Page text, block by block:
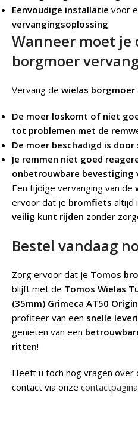
Eenvoudige installatie voor
vervangingsoplossing.
Wanneer moet je
borgmoer
Vervang de wielas borgmoer
De moer loskomt of niet
tot problemen met de
De moer beschadigd is
Je remmen niet goed
onbetrouwbare bevestiging
Een tijdige vervanging van de
ervoor dat je bromfiets altijd
veilig kunt rijden zonder
Bestel vandaag
Zorg ervoor dat je Tomos
blijft met de Tomos Wielas
(35mm) Grimeca AT50
profiteer van een snelle
genieten van een
ritten!
Heeft u toch nog vragen
contact via onze contactpagina